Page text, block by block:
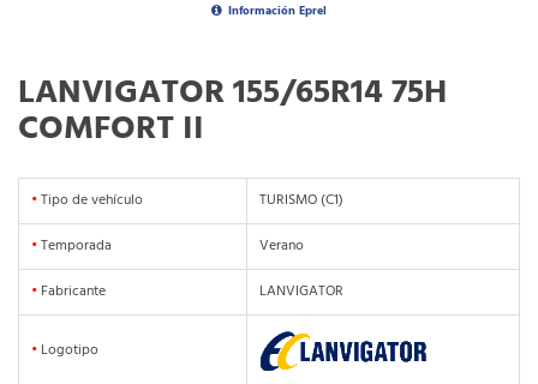
Información Eprel
LANVIGATOR 155/65R14 75H
COMFORT II
•Tipo de vehículo
TURISMO (C1)
•Temporada
Verano
• Fabricante LANVIGATOR
• Logotipo